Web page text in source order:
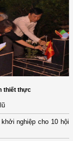
thiết thực
nghiệp cho 10 hội